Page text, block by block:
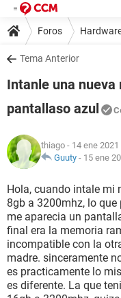
Foros
Tema Anterior
Intanle una nueva
pantallaso azul
thiago - 14 ene
Guuty - 15 ene
Hola, cuando intale mi
8gb a 3200mhz, lo
me aparecia un
final era la memoria
incompatible con la
madre. sinceramente
es practicamente lo
es diferente. La que